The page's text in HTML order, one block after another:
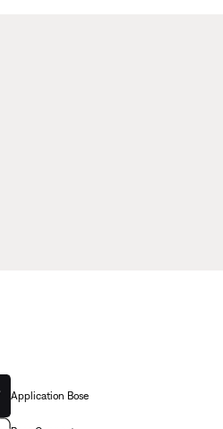
Application Bose